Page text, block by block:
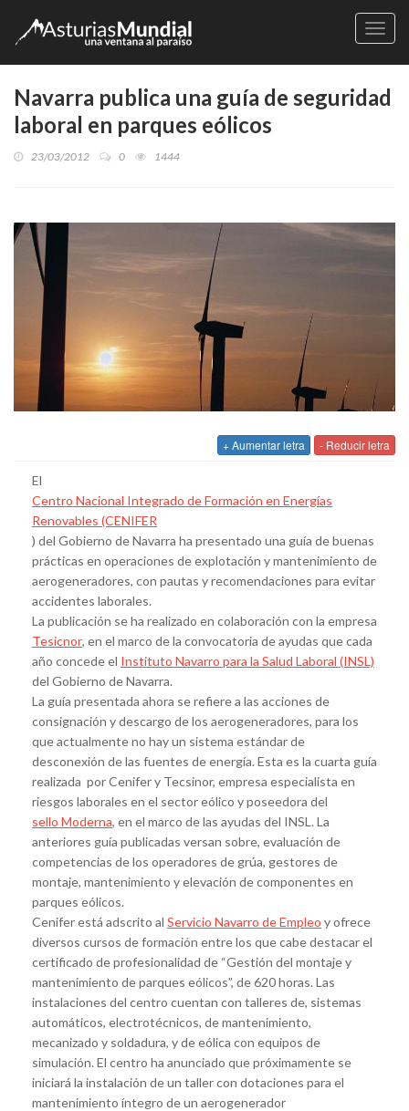
Navarra publica una guía de seguridad
laboral en parques eólicos
23/03/2012 0 1444
+ Aumentar letra - Reducir letra
El
Centro Nacional Integrado de Formación en Energías
Renovables (CENIFER
) del Gobierno de Navarra ha presentado una guía de buenas
prácticas en operaciones de explotación y mantenimiento de
aerogeneradores, con pautas y recomendaciones para evitar
accidentes laborales.
La publicación se ha realizado en colaboración con la empresa
Tesicnor, en el marco de la convocatoria de ayudas que cada
año concede el Instituto Navarro para la Salud Laboral (INSL)
del Gobierno de Navarra.
La guía presentada ahora se refiere a las acciones de
consignación y descargo de los aerogeneradores, para los
que actualmente no hay un sistema estándar de
desconexión de las fuentes de energía. Esta es la cuarta guía
realizada por Cenifer y Tecsinor, empresa especialista en
riesgos laborales en el sector eólico y poseedora del
sello Moderna, en el marco de las ayudas del INSL. La
anteriores guía publicadas versan sobre, evaluación de
competencias de los operadores de grúa, gestores de
montaje, mantenimiento y elevación de componentes en
parques eólicos.
Cenifer está adscrito al Servicio Navarro de Empleo y ofrece
diversos cursos de formación entre los que cabe destacar el
certificado de profesionalidad de “Gestión del montaje y
mantenimiento de parques eólicos”, de 620 horas. Las
instalaciones del centro cuentan con talleres de, sistemas
automáticos, electrotécnicos, de mantenimiento,
mecanizado y soldadura, y de eólica con equipos de
simulación. El centro ha anunciado que próximamente se
iniciará la instalación de un taller con dotaciones para el
mantenimiento íntegro de un aerogenerador